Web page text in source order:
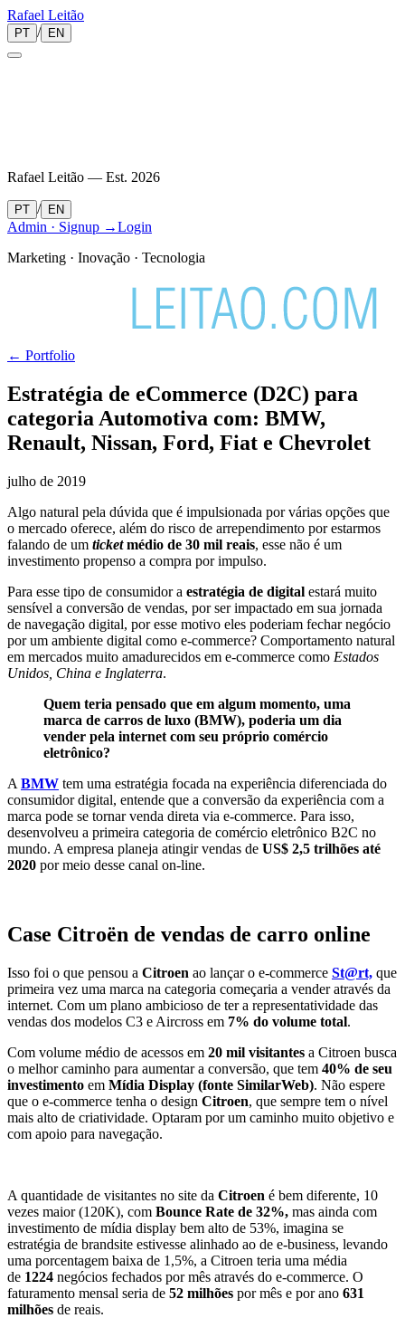
Rafael Leitão
PT / EN
Rafael Leitão — Est. 2026
PT / EN
Admin · Signup →Login
Marketing · Inovação · Tecnologia
← Portfolio
Estratégia de eCommerce (D2C) para
categoria Automotiva com: BMW,
Renault, Nissan, Ford, Fiat e Chevrolet
julho de 2019
Algo natural pela dúvida que é impulsionada por várias opções que
o mercado oferece, além do risco de arrependimento por estarmos
falando de um ticketmédio de 30 mil reais, esse não é um
investimento propenso a compra por impulso.
Para esse tipo de consumidor a estratégia de digital estará muito
sensível a conversão de vendas, por ser impactado em sua jornada
de navegação digital, por esse motivo eles poderiam fechar negócio
por um ambiente digital como e-commerce? Comportamento natural
em mercados muito amadurecidos em e-commerce como Estados
Unidos, China e Inglaterra.
Quem teria pensado que em algum momento, uma
marca de carros de luxo (BMW), poderia um dia
vender pela internet com seu próprio comércio
eletrônico?
A BMW tem uma estratégia focada na experiência diferenciada do
consumidor digital, entende que a conversão da experiência com a
marca pode se tornar venda direta via e-commerce. Para isso,
desenvolveu a primeira categoria de comércio eletrônico B2C no
mundo. A empresa planeja atingir vendas de US$ 2,5 trilhões até
2020 por meio desse canal on-line.
Case Citroën de vendas de carro online
Isso foi o que pensou a Citroen ao lançar o e-commerce St@rt, que
primeira vez uma marca na categoria começaria a vender através da
internet. Com um plano ambicioso de ter a representatividade das
vendas dos modelos C3 e Aircross em 7% do volume total.
Com volume médio de acessos em 20 mil visitantes a Citroen busca
o melhor caminho para aumentar a conversão, que tem 40% de seu
investimento em Mídia Display (fonte SimilarWeb). Não espere
que o e-commerce tenha o design Citroen, que sempre tem o nível
mais alto de criatividade. Optaram por um caminho muito objetivo e
com apoio para navegação.
A quantidade de visitantes no site da Citroen é bem diferente, 10
vezes maior (120K), com Bounce Rate de 32%, mas ainda com
investimento de mídia display bem alto de 53%, imagina se
estratégia de brandsite estivesse alinhado ao de e-business, levando
uma porcentagem baixa de 1,5%, a Citroen teria uma média
de 1224 negócios fechados por mês através do e-commerce. O
faturamento mensal seria de 52 milhões por mês e por ano 631
milhões de reais.